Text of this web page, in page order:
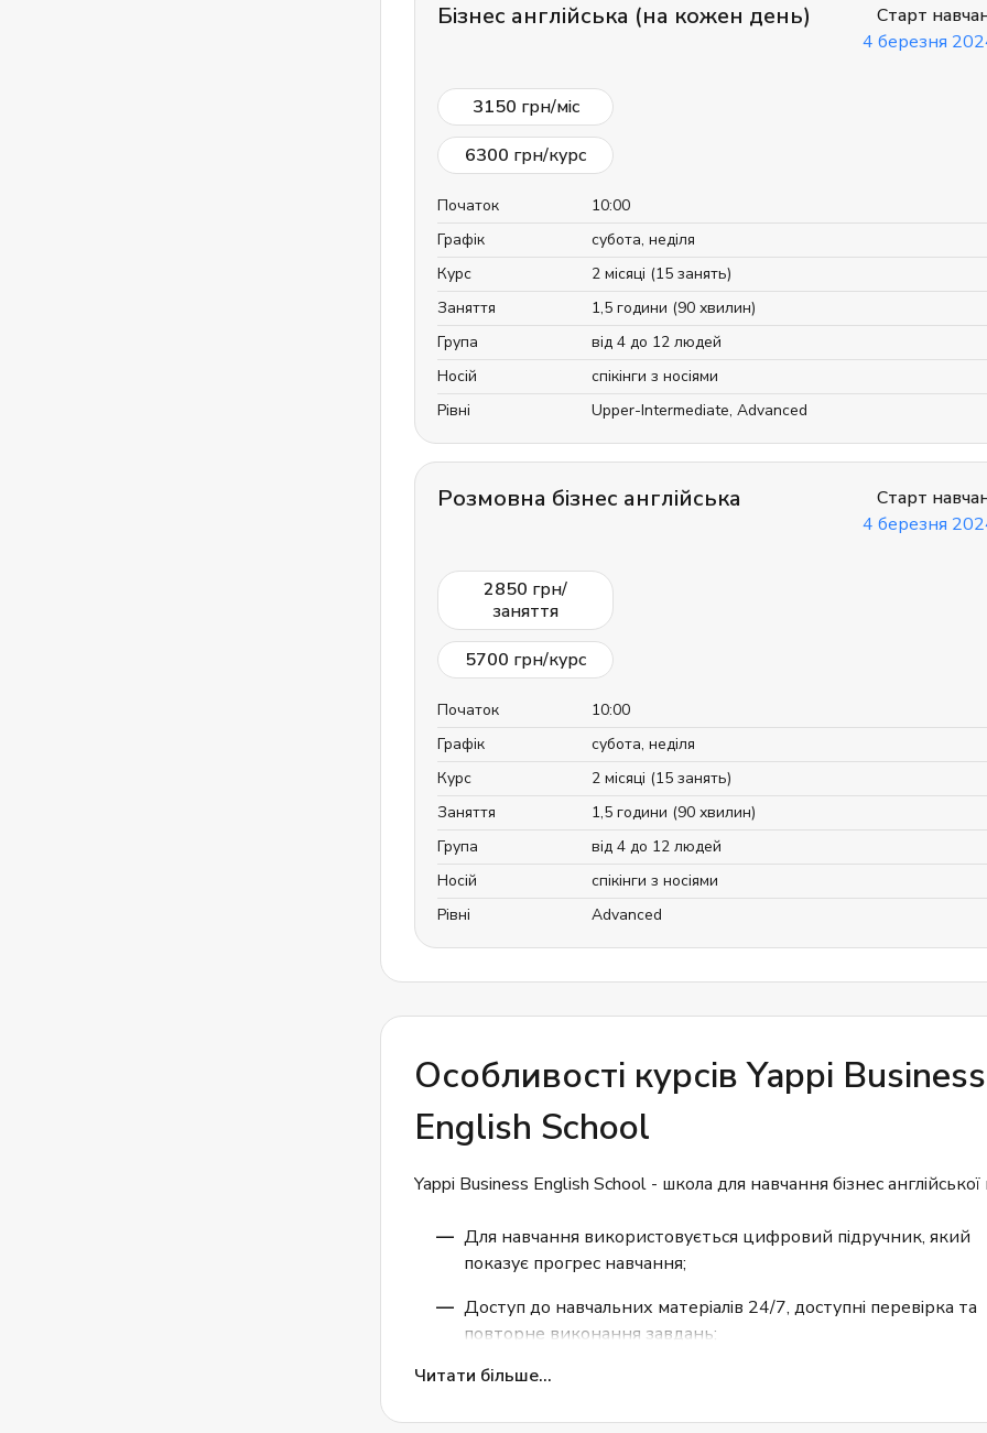
Бізнес англійська (на кожен день)
Старт
4 березня
3150 грн/міс
6300 грн/курс
Початок
10:00
Графік
субота, неділя
Курс
2 місяці (15 занять)
Заняття
1,5 години (90 хвилин)
Група
від 4 до 12 людей
Носій
спікінги з носіями
Рівні
Upper-Intermediate, Advanced
Розмовна бізнес англійська
Старт
4 березня
2850 грн/
заняття
5700 грн/курс
Початок
10:00
Графік
субота, неділя
Курс
2 місяці (15 занять)
Заняття
1,5 години (90 хвилин)
Група
від 4 до 12 людей
Носій
спікінги з носіями
Рівні
Advanced
Особливості курсів Yappi Business
English School
Yappi Business English School - школа для навчання бізнес
Для навчання використовується цифровий підручник, який
показує прогрес навчання;
Доступ до навчальних матеріалів 24/7, доступні перевірка та
повторне виконання завдань;
Можливість вибрати спеціалізовану програму за своєю
Читати більше...